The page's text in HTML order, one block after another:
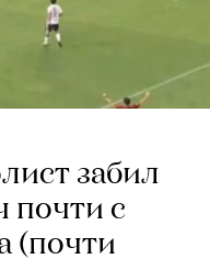
забил
почти с
(почти